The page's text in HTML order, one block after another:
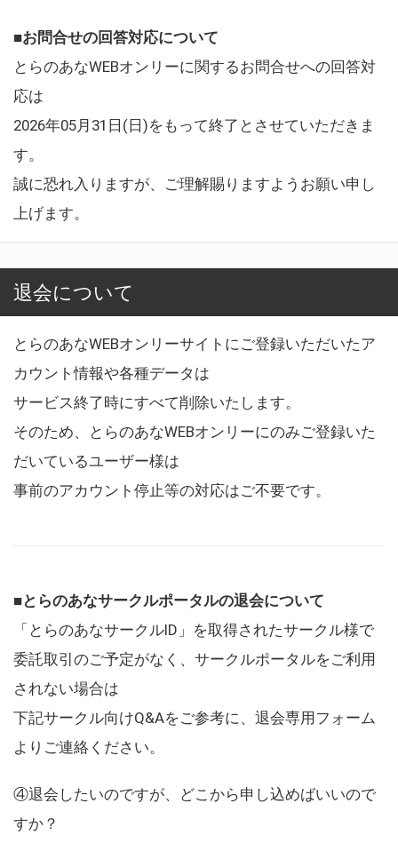
■お問合せの回答対応について
とらのあなWEBオンリーに関するお問合せへの回答対
応は
2026年05月31日(日)をもって終了とさせていただきま
す。
誠に恐れ入りますが、ご理解賜りますようお願い申し
上げます。
退会について
とらのあなWEBオンリーサイトにご登録いただいたア
カウント情報や各種データは
サービス終了時にすべて削除いたします。
そのため、とらのあなWEBオンリーにのみご登録いた
だいているユーザー様は
事前のアカウント停止等の対応はご不要です。
■とらのあなサークルポータルの退会について
「とらのあなサークルID」を取得されたサークル様で
委託取引のご予定がなく、サークルポータルをご利用
されない場合は
下記サークル向けQ&Aをご参考に、退会専用フォーム
よりご連絡ください。
④退会したいのですが、どこから申し込めばいいので
すか？